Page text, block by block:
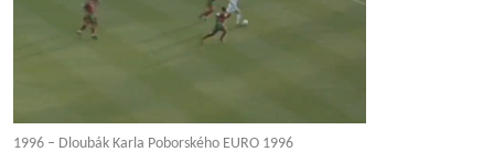
1996 – Dloubák Karla Poborského EURO 1996